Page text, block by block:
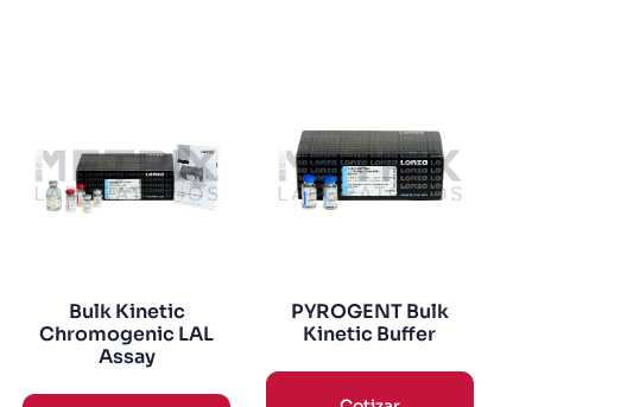
Bulk Kinetic
Chromogenic LAL
Assay
PYROGENT Bulk
Kinetic Buffer